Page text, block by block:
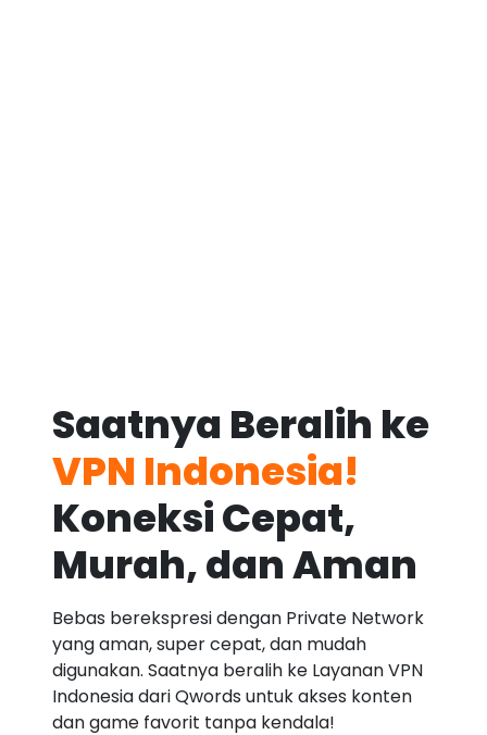
Saatnya Beralih ke
VPN Indonesia!
Koneksi Cepat,
Murah, dan Aman
Bebas berekspresi dengan Private Network
yang aman, super cepat, dan mudah
digunakan. Saatnya beralih ke Layanan VPN
Indonesia dari Qwords untuk akses konten
dan game favorit tanpa kendala!